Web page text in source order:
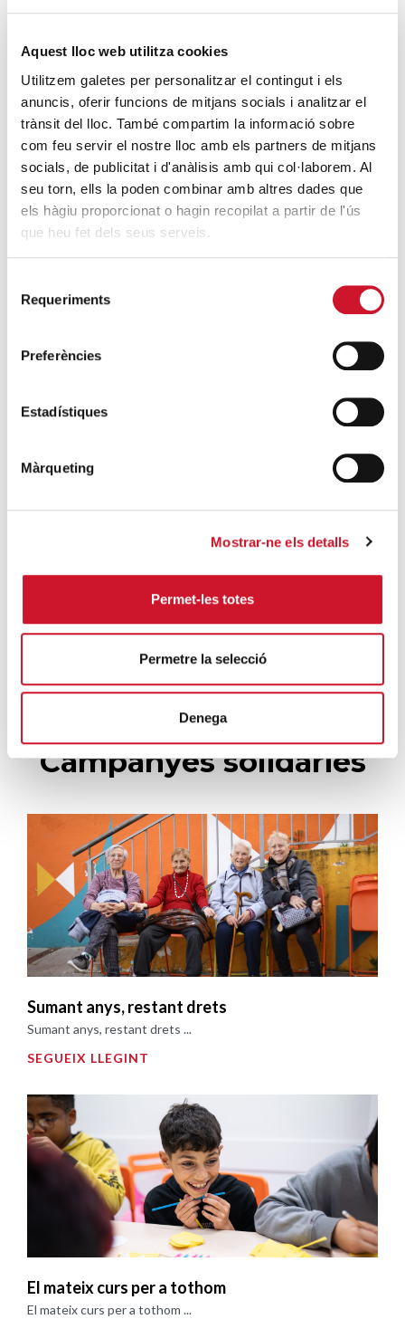
Aquest lloc web utilitza cookies
Utilitzem galetes per personalitzar el contingut i els
anuncis, oferir funcions de mitjans socials i analitzar el
trànsit del lloc. També compartim la informació sobre
com feu servir el nostre lloc amb els partners de mitjans
socials, de publicitat i d'anàlisis amb qui col·laborem. Al
seu torn, ells la poden combinar amb altres dades que
els hàgiu proporcionat o hagin recopilat a partir de l'ús
que heu fet dels seus serveis.
Requeriments
Preferències
Estadístiques
Màrqueting
Mostrar-ne els detalls
Permet-les totes
Permetre la selecció
Denega
1 d’octubre: Dia Internacional de les
Persones Grans
SEGUEIX LLEGINT
Solstici: La soledat com espai d’intimitat
SEGUEIX LLEGINT
DARRERES ENTRADES
la situació a Ceuta i fa una crida a la
4.100 persones en el dispositiu
SEGUEIX LLEGINT
La campana que canvia vides
El voluntariat, una oportunitat per fer
créixer el Maresme
SEGUEIX LLEGINT
Campanyes solidàries
Sumant anys, restant drets
Sumant anys, restant drets ...
SEGUEIX LLEGINT
El mateix curs per a tothom
El mateix curs per a tothom ...